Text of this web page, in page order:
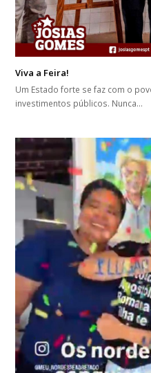
Viva a Feira!
Um Estado forte se faz com o
investimentos públicos. Nunca…